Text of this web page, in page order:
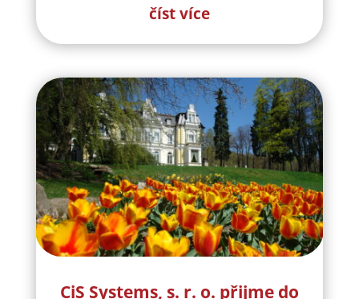
číst více
CiS Systems, s. r. o. přijme do